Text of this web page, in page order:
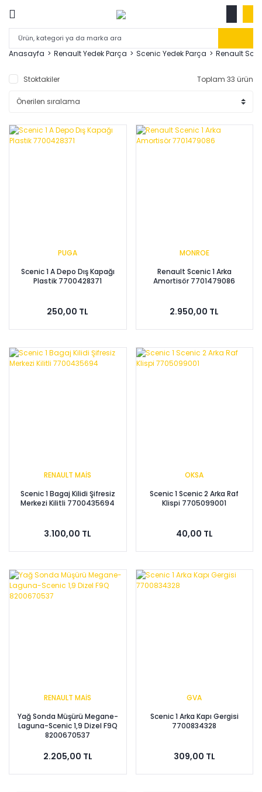
Anasayfa Renault Yedek Parça Scenic Yedek Parça Renault
Stoktakiler Toplam 33 ürün
PUGA
Scenic 1 A Depo Dış Kapağı
Plastik 7700428371
250,00 TL
MONROE
Renault Scenic 1 Arka
Amortisör 7701479086
2.950,00 TL
RENAULT MAİS
Scenic 1 Bagaj Kilidi Şifresiz
Merkezi Kilitli 7700435694
3.100,00 TL
OKSA
Scenic 1 Scenic 2 Arka Raf
Klispi 7705099001
40,00 TL
RENAULT MAİS
Yağ Sonda Müşürü Megane-
Laguna-Scenic 1,9 Dizel F9Q
8200670537
2.205,00 TL
GVA
Scenic 1 Arka Kapı Gergisi
7700834328
309,00 TL